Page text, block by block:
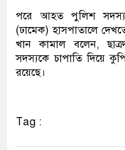
পরে আহত পুলিশ
(ঢামেক) হাসপাতালে দেখতে
খান কামাল বলেন,
সদস্যকে চাপাতি দিয়ে
রয়েছে।
Tag :